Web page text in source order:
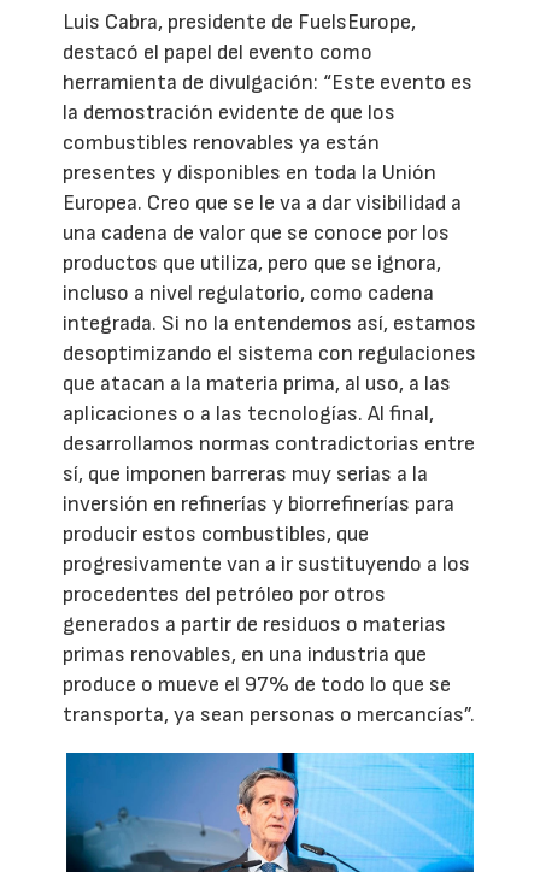
Luis Cabra, presidente de FuelsEurope,
destacó el papel del evento como
herramienta de divulgación: “Este evento es
la demostración evidente de que los
combustibles renovables ya están
presentes y disponibles en toda la Unión
Europea. Creo que se le va a dar visibilidad a
una cadena de valor que se conoce por los
productos que utiliza, pero que se ignora,
incluso a nivel regulatorio, como cadena
integrada. Si no la entendemos así, estamos
desoptimizando el sistema con regulaciones
que atacan a la materia prima, al uso, a las
aplicaciones o a las tecnologías. Al final,
desarrollamos normas contradictorias entre
sí, que imponen barreras muy serias a la
inversión en refinerías y biorrefinerías para
producir estos combustibles, que
progresivamente van a ir sustituyendo a los
procedentes del petróleo por otros
generados a partir de residuos o materias
primas renovables, en una industria que
produce o mueve el 97% de todo lo que se
transporta, ya sean personas o mercancías”.